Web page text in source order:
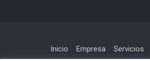
Inicio Empresa Servicios